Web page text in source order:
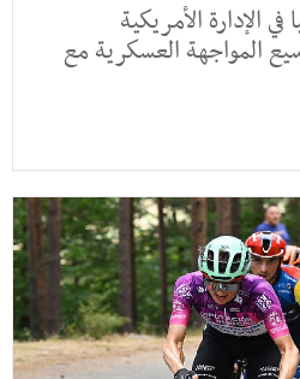
الإدارة الأمريكية
المواجهة العسكرية مع